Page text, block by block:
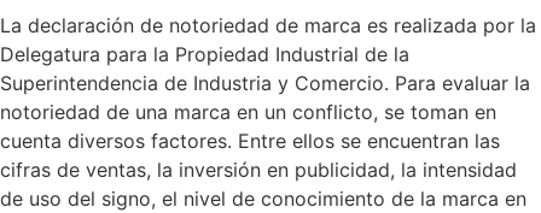
La declaración de notoriedad de marca es realizada por la
Delegatura para la Propiedad Industrial de la
Superintendencia de Industria y Comercio. Para evaluar la
notoriedad de una marca en un conflicto, se toman en
cuenta diversos factores. Entre ellos se encuentran las
cifras de ventas, la inversión en publicidad, la intensidad
de uso del signo, el nivel de conocimiento de la marca en